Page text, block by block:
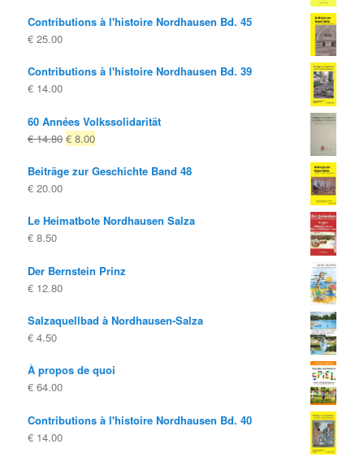
Contributions à l'histoire Nordhausen Bd. 45
€ 25.00
Contributions à l'histoire Nordhausen Bd. 39
€ 14.00
60 Années Volkssolidarität
€14.80 Le
d'origine
€ 8.00Le
actuel
Beiträge zur Geschichte Band 48
€ 20.00
Le Heimatbote Nordhausen Salza
€ 8.50
Der Bernstein Prinz
€ 12.80
Salzaquellbad à Nordhausen-Salza
€ 4.50
À propos de quoi
€ 64.00
Contributions à l'histoire Nordhausen Bd. 40
€ 14.00